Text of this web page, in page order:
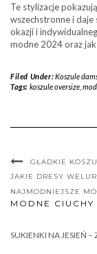
Te stylizacje
wszechstronne i daje
okazji i
modne 2024 oraz
Filed Under: Koszule
Tags: koszule oversize,
GŁADKIE
JAKIE DRESY
NAJMODNIEJSZE
MODNE
SUKIENKI NA JESIEŃ –